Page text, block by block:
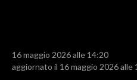
RISULTATI E CLASSIFICHE
16 maggio 2026 alle 14:20
aggiornato il 16 maggio 2026 alle